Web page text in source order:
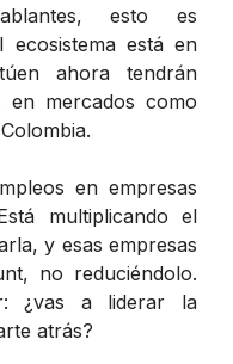
esto es
ecosistema está en
ahora tendrán
en mercados como
en empresas
multiplicando el
y esas empresas
no reduciéndolo.
¿vas a liderar la
atrás?